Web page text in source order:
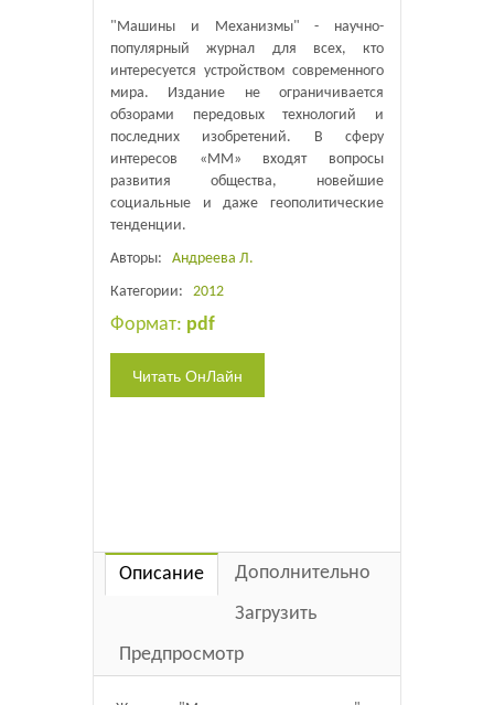
"Машины и Механизмы" - научно-
популярный журнал для всех, кто
интересуется устройством современного
мира. Издание не ограничивается
обзорами передовых технологий и
последних изобретений. В сферу
интересов «ММ» входят вопросы
развития общества, новейшие
социальные и даже геополитические
тенденции.
Авторы: Андреева Л.
Категории: 2012
Формат: pdf
Описание
Дополнительно
Загрузить
Предпросмотр